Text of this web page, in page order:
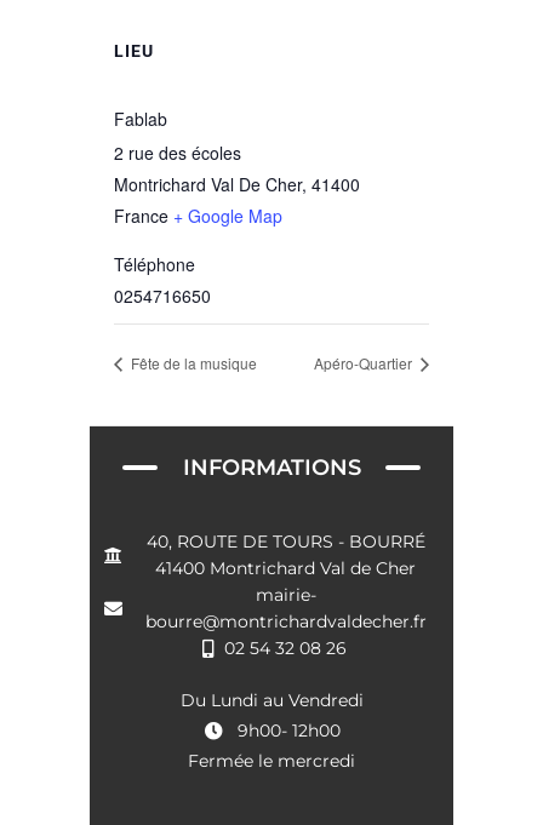
LIEU
Fablab
2 rue des écoles
Montrichard Val De Cher, 41400
France + Google Map
Téléphone
0254716650
Fête de la musique Apéro-Quartier
INFORMATIONS
40, ROUTE DE TOURS - BOURRÉ
41400 Montrichard Val de Cher
mairie-
bourre@montrichardvaldecher.fr
02 54 32 08 26
Du Lundi au Vendredi
9h00- 12h00
Fermée le mercredi